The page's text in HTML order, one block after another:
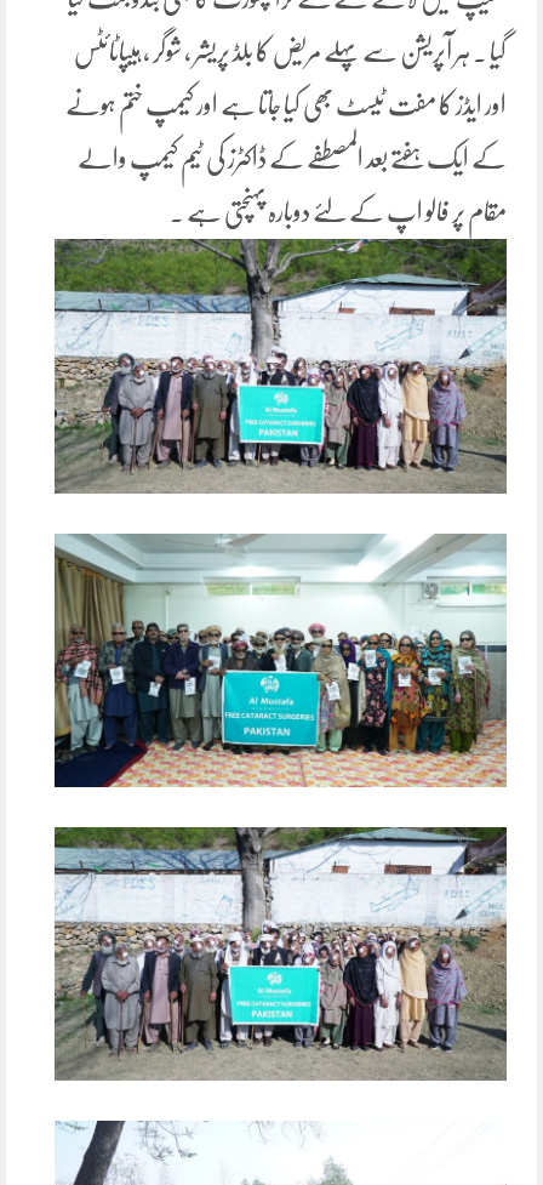
گیا ۔ ہر آپریشن سے پہلے مریض کا بلڈ پریشر ، شوگر ، ہیپاٹائٹس
اور ایڈز کا مفت ٹیسٹ بھی کیا جاتا ہے اور کیمپ ختم ہونے
کے ایک ہفتے بعد المصطفے کے ڈاکٹرز کی ٹیم کیمپ والے
مقام پر فالو اپ کے لئے دوبارہ پہنچتی ہے ۔